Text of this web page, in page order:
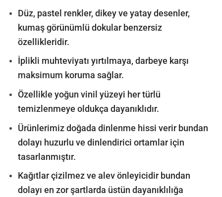
Düz, pastel renkler, dikey ve yatay desenler,
kumaş görünümlü dokular benzersiz
özellikleridir.
İplikli muhteviyatı yırtılmaya, darbeye karşı
maksimum koruma sağlar.
Özellikle yoğun vinil yüzeyi her türlü
temizlenmeye oldukça dayanıklıdır.
Ürünlerimiz doğada dinlenme hissi verir bundan
dolayı huzurlu ve dinlendirici ortamlar için
tasarlanmıştır.
Kağıtlar çizilmez ve alev önleyicidir bundan
dolayı en zor şartlarda üstün dayanıklılığa